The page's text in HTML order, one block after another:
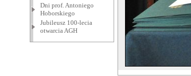
Dni prof. Antoniego
Hoborskiego
Jubileusz 100-lecia
otwarcia AGH